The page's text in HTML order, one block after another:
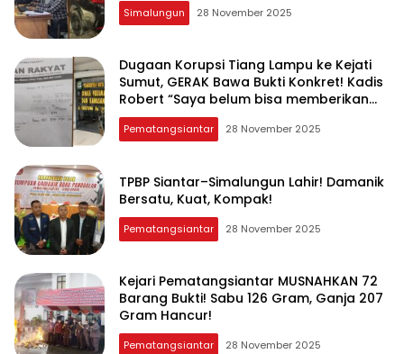
Simalungun 28 November 2025
Dugaan Korupsi Tiang Lampu ke Kejati
Sumut, GERAK Bawa Bukti Konkret! Kadis
Robert “Saya belum bisa memberikan
komentar’
Pematangsiantar 28 November 2025
TPBP Siantar–Simalungun Lahir! Damanik
Bersatu, Kuat, Kompak!
Pematangsiantar 28 November 2025
Kejari Pematangsiantar MUSNAHKAN 72
Barang Bukti! Sabu 126 Gram, Ganja 207
Gram Hancur!
Pematangsiantar 28 November 2025